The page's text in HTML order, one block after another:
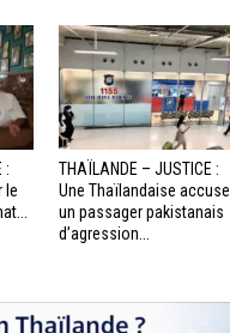
:
le
THAÏLANDE – JUSTICE :
Une Thaïlandaise accuse
un passager pakistanais
d’agression...